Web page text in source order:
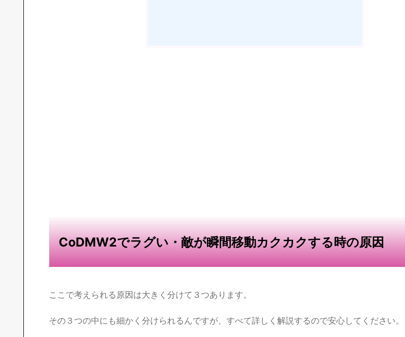
CoDMW2でラグい・敵が瞬間移動カクカクする時の原因
ここで考えられる原因は大きく分けて３つあります。
その３つの中にも細かく分けられるんですが、すべて詳しく解説するので安心してください。